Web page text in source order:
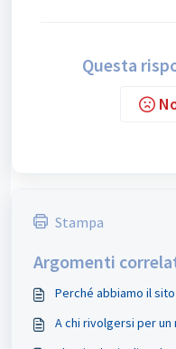
Questa
Stampa
Argomenti
Perché abbiamo il
A chi rivolgersi per